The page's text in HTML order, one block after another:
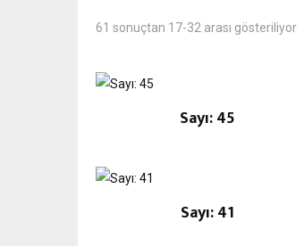
61 sonuçtan 17-32 arası gösteriliyorEn
Sayı: 45
Sayı: 41